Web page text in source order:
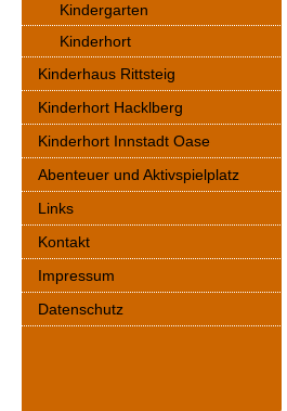
Kindergarten
Kinderhort
Kinderhaus Rittsteig
Kinderhort Hacklberg
Kinderhort Innstadt Oase
Abenteuer und Aktivspielplatz
Links
Kontakt
Impressum
Datenschutz